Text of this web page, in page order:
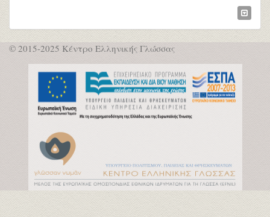
© 2015-2025 Κέντρο Ελληνικής Γλώσσας